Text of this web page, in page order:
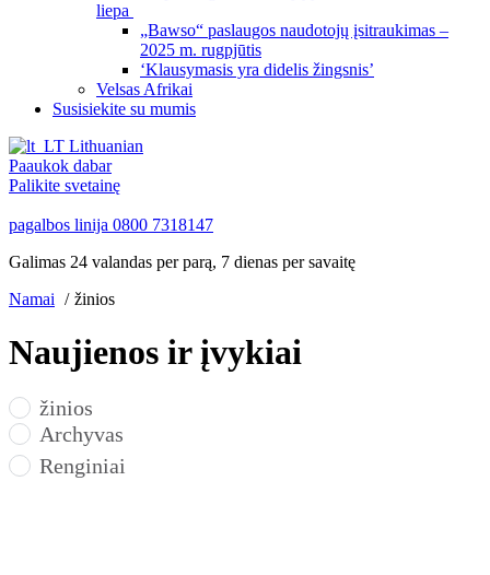
liepa
„Bawso“ paslaugos naudotojų įsitraukimas –
2025 m. rugpjūtis
‘Klausymasis yra didelis žingsnis’
Velsas Afrikai
Susisiekite su mumis
Lithuanian
Paaukok dabar
Palikite svetainę
pagalbos linija 0800 7318147
Galimas 24 valandas per parą, 7 dienas per savaitę
Namai
žinios
Naujienos ir įvykiai
žinios
Archyvas
Renginiai